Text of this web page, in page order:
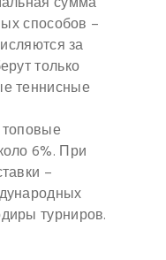
способов –
за
только
теннисные
6%. При
–
турниров.